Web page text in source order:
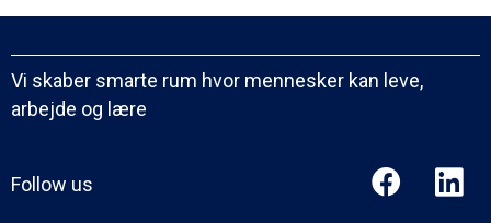
Vi skaber smarte rum hvor mennesker kan leve,
arbejde og lære
Follow us